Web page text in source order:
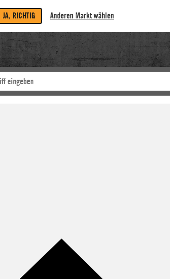
JA, RICHTIG Anderen Markt wählen